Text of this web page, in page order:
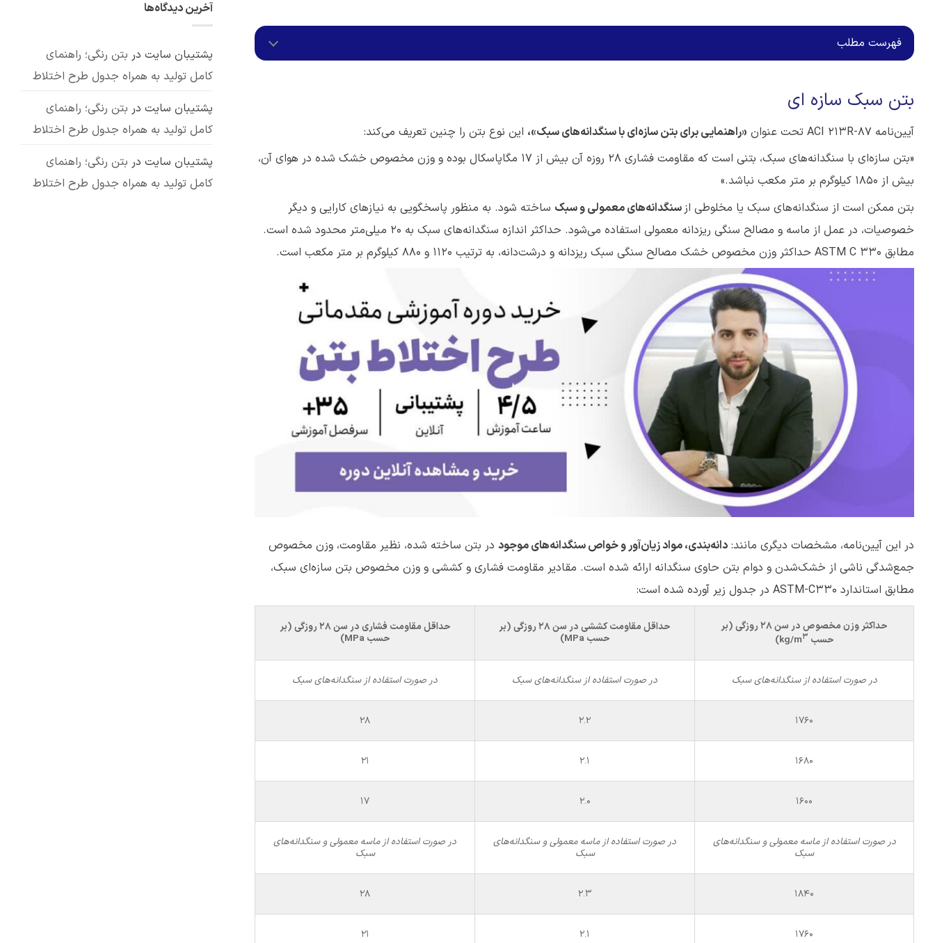
فهرست مطلب
بتن سبک سازه ای
آیین‌نامه ACI 213R-87 تحت عنوان «راهنمایی برای بتن سازه‌ای با سنگدانه‌های سبک»، این نوع بتن را چنین تعریف می‌کند:
«بتن سازه‌ای با سنگدانه‌های سبک، بتنی است که مقاومت فشاری ۲۸ روزه آن بیش از ۱۷ مگاپاسکال بوده و وزن مخصوص خشک شده در هوای آن،
بیش از ۱۸۵۰ کیلوگرم بر متر مکعب نباشد.»
بتن ممکن است از سنگدانه‌های سبک یا مخلوطی از سنگدانه‌های معمولی و سبک ساخته شود. به منظور پاسخگویی به نیازهای کارایی و دیگر
خصوصیات، در عمل از ماسه و مصالح سنگی ریزدانه معمولی استفاده می‌شود. حداکثر اندازه سنگدانه‌های سبک به 20 میلی‌متر محدود شده است.
مطابق ASTM C 330 حداکثر وزن مخصوص خشک مصالح سنگی سبک ریزدانه و درشت‌دانه، به ترتیب ۱۱۲۰ و ۸۸۰ کیلوگرم بر متر مکعب است.
در این آیین‌نامه، مشخصات دیگری مانند: دانه‌بندی، مواد زیان‌آور و خواص سنگدانه‌های موجود در بتن ساخته شده، نظیر مقاومت، وزن مخصوص
جمع‌شدگی ناشی از خشک‌شدن و دوام بتن حاوی سنگدانه ارائه شده است. مقادیر مقاومت فشاری و کششی و وزن مخصوص بتن سازه‌ای سبک،
مطابق استاندارد ASTM-C330 در جدول زیر آورده شده است:
حداکثر وزن مخصوصدر سن 28 روزگی
(بر
حسب
kg/m3
)
حداقل مقاومت کششیدر سن 28 روزگی
(بر
حسب MPa
)
حداقل مقاومت فشاری در سن 28 روزگی
(بر
حسب MPa
)
در صورت استفاده از سنگدانه‌های سبک در صورت استفاده از سنگدانه‌های سبک در صورت استفاده از سنگدانه‌های سبک
1760
2.2
28
1680
2.1
21
1600
2.0
17
در صورت استفاده از ماسه معمولی و سنگدانه‌های
سبک
در صورت استفاده از ماسه معمولی و سنگدانه‌های
سبک
در صورت استفاده از ماسه معمولی و سنگدانه‌های
سبک
1840
2.3
28
1760
2.1
21
انواع،
مزایا
کاربردهای
پوزولان:
مهم
نشده
آخرین دیدگاه‌ها
پشتیبان سایت در بتن رنگی؛ راهنمای
کامل تولید به همراه جدول طرح اختلاط
پشتیبان سایت در بتن رنگی؛ راهنمای
کامل تولید به همراه جدول طرح اختلاط
پشتیبان سایت در بتن رنگی؛ راهنمای
کامل تولید به همراه جدول طرح اختلاط